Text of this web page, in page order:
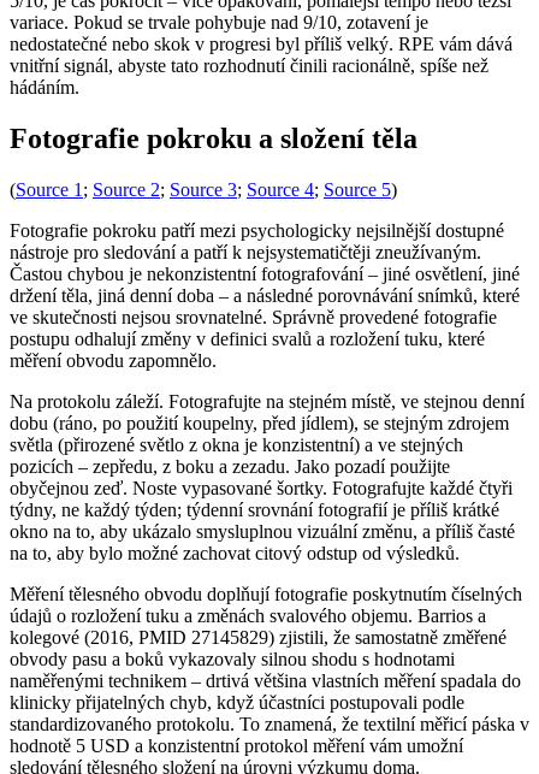
variace. Pokud se trvale pohybuje nad 9/10, zotavení je
nedostatečné nebo skok v progresi byl příliš velký. RPE vám dává
vnitřní signál, abyste tato rozhodnutí činili racionálně, spíše než
hádáním.
Fotografie pokroku a složení těla
(Source 1 ; Source 2; Source 3; Source 4; Source 5)
Fotografie pokroku patří mezi psychologicky nejsilnější dostupné
nástroje pro sledování a patří k nejsystematičtěji zneužívaným.
Častou chybou je nekonzistentní fotografování – jiné osvětlení, jiné
držení těla, jiná denní doba – a následné porovnávání snímků, které
ve skutečnosti nejsou srovnatelné. Správně provedené fotografie
postupu odhalují změny v definici svalů a rozložení tuku, které
měření obvodu zapomnělo.
Na protokolu záleží. Fotografujte na stejném místě, ve stejnou denní
dobu (ráno, po použití koupelny, před jídlem), se stejným zdrojem
světla (přirozené světlo z okna je konzistentní) a ve stejných
pozicích – zepředu, z boku a zezadu. Jako pozadí použijte
obyčejnou zeď. Noste vypasované šortky. Fotografujte každé čtyři
týdny, ne každý týden; týdenní srovnání fotografií je příliš krátké
okno na to, aby ukázalo smysluplnou vizuální změnu, a příliš časté
na to, aby bylo možné zachovat citový odstup od výsledků.
Měření tělesného obvodu doplňují fotografie poskytnutím číselných
údajů o rozložení tuku a změnách svalového objemu. Barrios a
kolegové (2016, PMID 27145829) zjistili, že samostatně změřené
obvody pasu a boků vykazovaly silnou shodu s hodnotami
naměřenými technikem – drtivá většina vlastních měření spadala do
klinicky přijatelných chyb, když účastníci postupovali podle
standardizovaného protokolu. To znamená, že textilní měřicí páska v
hodnotě 5 USD a konzistentní protokol měření vám umožní
sledování tělesného složení na úrovni výzkumu doma.